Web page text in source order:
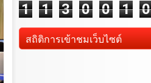
1 1 3 0 0 1 0
สถิติการเข้าชมเว็บไซต์